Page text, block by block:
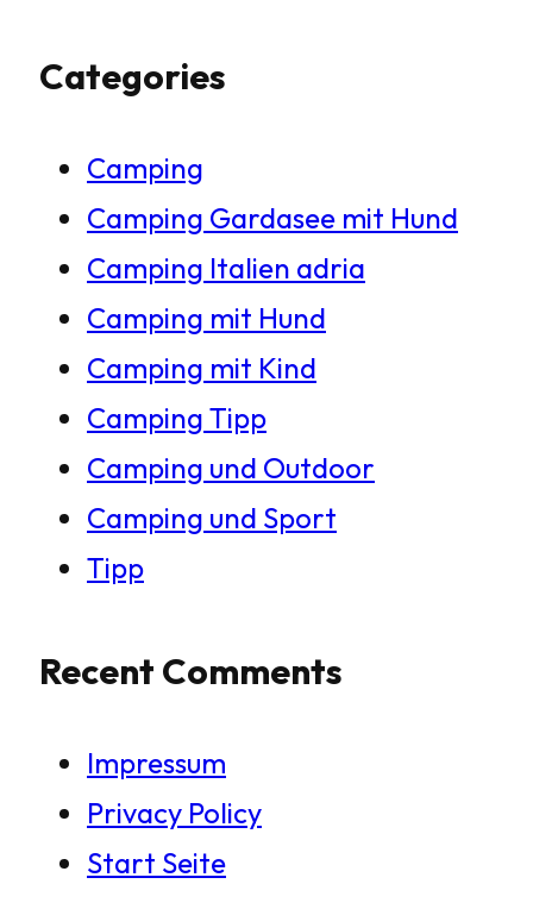
c
Categories
Camping
Camping Gardasee mit Hund
Camping Italien adria
Camping mit Hund
Camping mit Kind
Camping Tipp
Camping und Outdoor
Camping und Sport
Tipp
Recent Comments
Impressum
Privacy Policy
Start Seite